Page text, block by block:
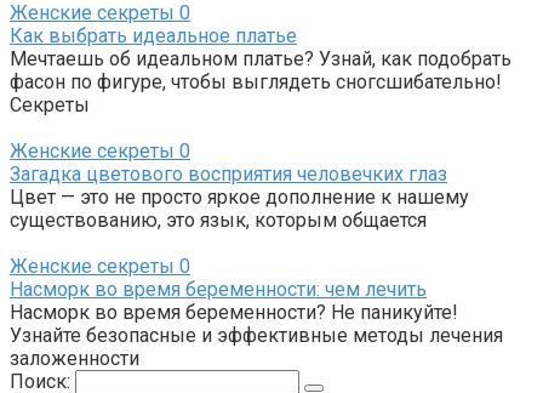
Женские секреты 0
Как выбрать идеальное платье
Мечтаешь об идеальном платье? Узнай, как подобрать
фасон по фигуре, чтобы выглядеть сногсшибательно!
Секреты
Женские секреты 0
Загадка цветового восприятия человечких глаз
Цвет — это не просто яркое дополнение к нашему
существованию, это язык, которым общается
Женские секреты 0
Насморк во время беременности: чем лечить
Насморк во время беременности? Не паникуйте!
Узнайте безопасные и эффективные методы лечения
заложенности
Поиск: